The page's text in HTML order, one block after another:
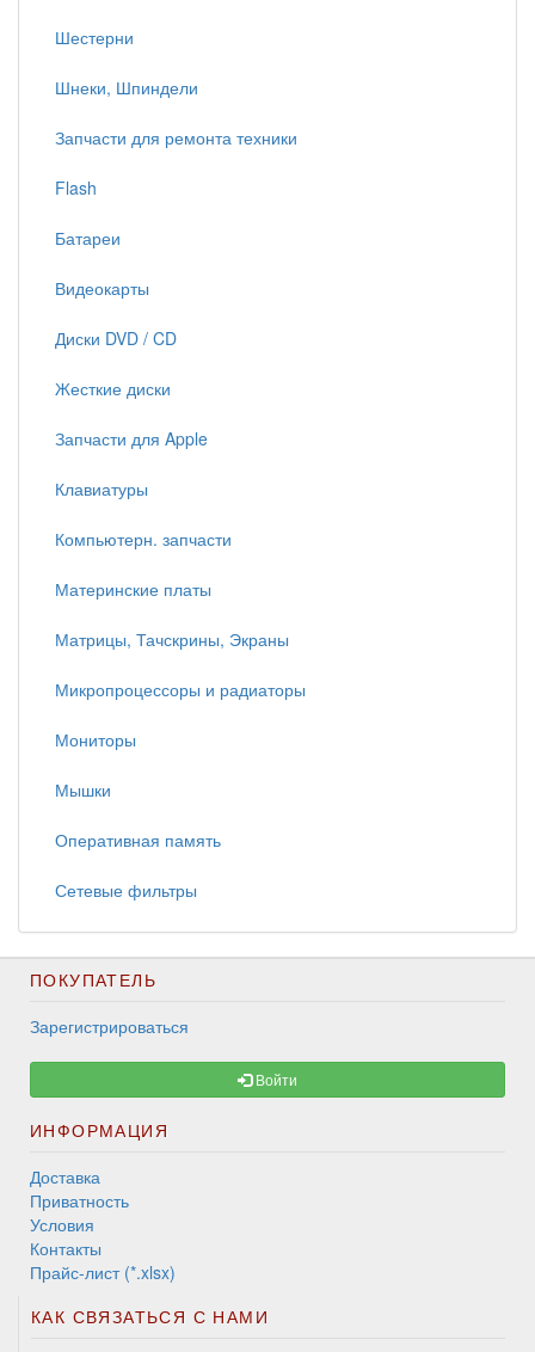
Шестерни
Шнеки, Шпиндели
Запчасти для ремонта техники
Flash
Батареи
Видеокарты
Диски DVD / CD
Жесткие диски
Запчасти для Apple
Клавиатуры
Компьютерн. запчасти
Материнские платы
Матрицы, Тачскрины, Экраны
Микропроцессоры и радиаторы
Мониторы
Мышки
Оперативная память
Сетевые фильтры
ПОКУПАТЕЛЬ
Зарегистрироваться
Войти
ИНФОРМАЦИЯ
Доставка
Приватность
Условия
Контакты
Прайс-лист (*.xlsx)
КАК СВЯЗАТЬСЯ С НАМИ